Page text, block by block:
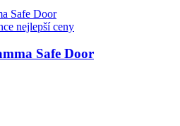
nejlepší ceny
Safe Door